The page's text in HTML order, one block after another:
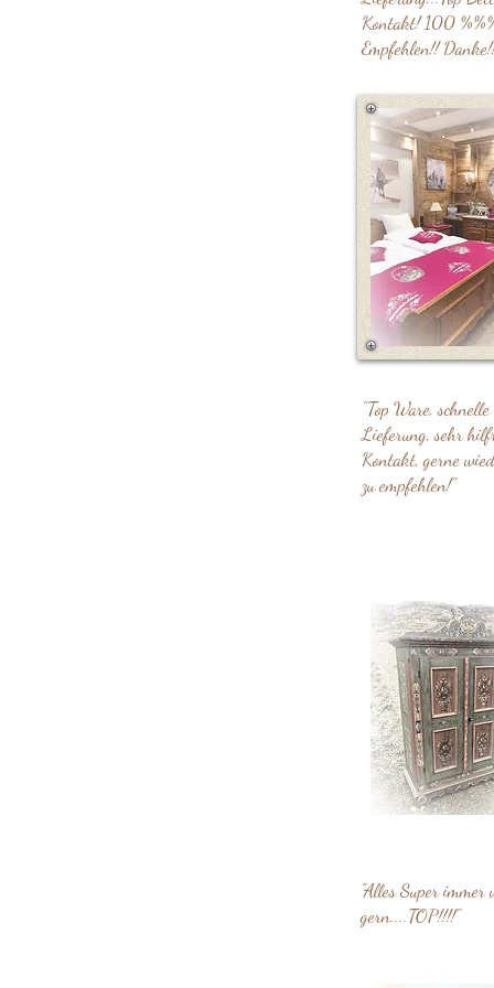
"Alles Super immer
gern....TOP!!!!"
"Top Ware, schnelle
Lieferung, sehr
Kontakt, gerne
zu empfehlen!"
Kontakt! 100
Empfehlen!!